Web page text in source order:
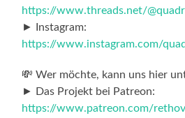
https://www.threads.net/
► Instagram:
https://www.instagram.com/
💸 Wer möchte, kann uns hier
► Das Projekt bei Patreon:
https://www.patreon.com/